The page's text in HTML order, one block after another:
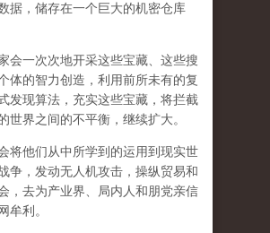
据，储存在一个巨大的机密仓库
会一次次地开采这些宝藏、这些搜
体的智力创造，利用前所未有的复
发现算法，充实这些宝藏，将拦截
世界之间的不平衡，继续扩大。
将他们从中所学到的运用到现实世
争，发动无人机攻击，操纵贸易和
，去为产业界、局内人和朋党亲信
牟利。